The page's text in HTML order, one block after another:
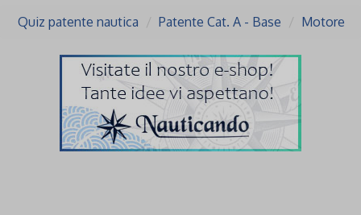
Quiz patente nautica Patente Cat. A - Base Motore